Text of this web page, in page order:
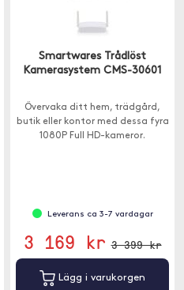
Smartwares Trådlöst
Kamerasystem CMS-30601
Övervaka ditt hem, trädgård,
butik eller kontor med dessa fyra
1080P Full HD-kameror.
Leverans ca 3-7 vardagar
3 169 kr 3 399 kr
Lägg i varukorgen